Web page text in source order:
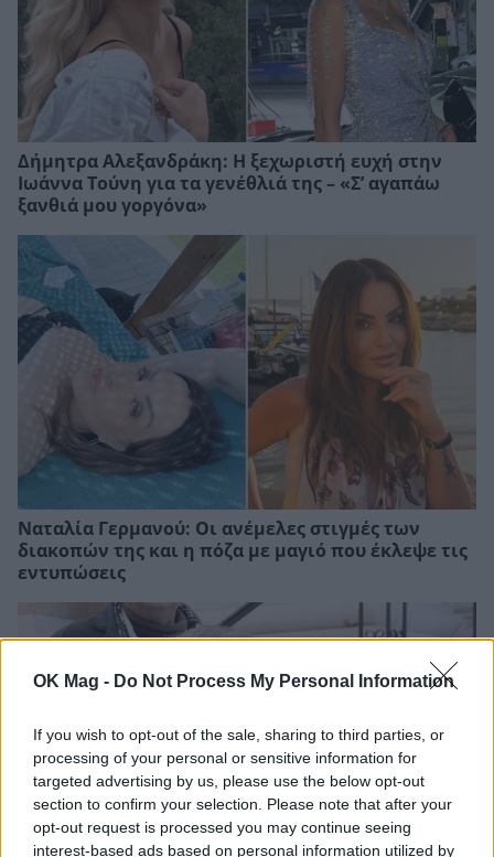
OK Mag - Do Not Process My Personal Information
If you wish to opt-out of the sale, sharing to third parties, or
processing of your personal or sensitive information for
targeted advertising by us, please use the below opt-out
section to confirm your selection. Please note that after your
opt-out request is processed you may continue seeing
interest-based ads based on personal information utilized by
Δήμητρα Αλεξανδράκη: Η ξεχωριστή ευχή στην
Ιωάννα Τούνη για τα γενέθλιά της – «Σ’ αγαπάω
ξανθιά μου γοργόνα»
Ναταλία Γερμανού: Οι ανέμελες στιγμές των
διακοπών της και η πόζα με μαγιό που έκλεψε τις
εντυπώσεις